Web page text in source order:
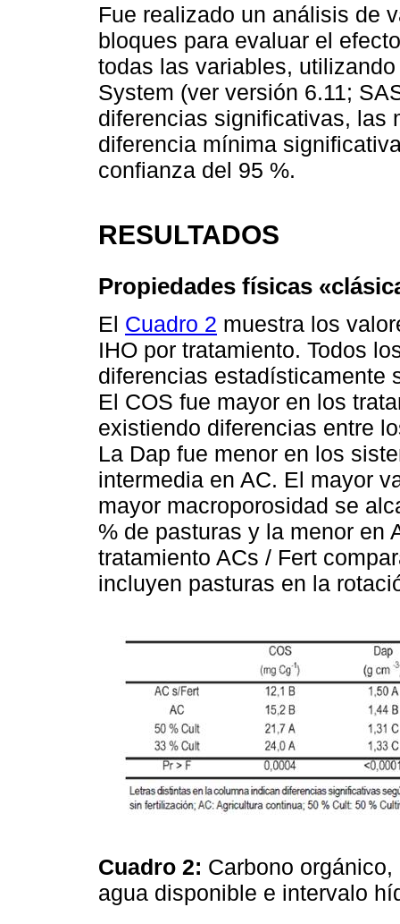
Fue realizado un análisis de
bloques para evaluar el
todas las variables,
System (ver versión 6.11;
diferencias significativas, las
diferencia mínima
confianza del 95 %.
RESULTADOS
Propiedades físicas
El Cuadro 2 muestra los
IHO por tratamiento. Todos
diferencias estadísticamente
El COS fue mayor en los
existiendo diferencias entre
La Dap fue menor en los
intermedia en AC. El mayor
mayor macroporosidad se
% de pasturas y la menor en
tratamiento ACs / Fert
incluyen pasturas en la
Cuadro 2: Carbono
agua disponible e intervalo